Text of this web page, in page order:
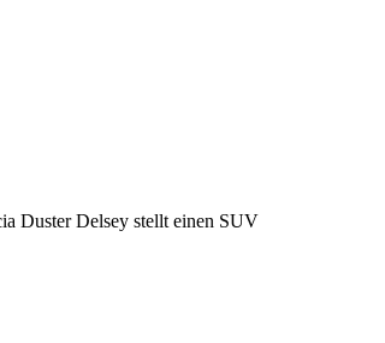
Duster Delsey stellt einen SUV